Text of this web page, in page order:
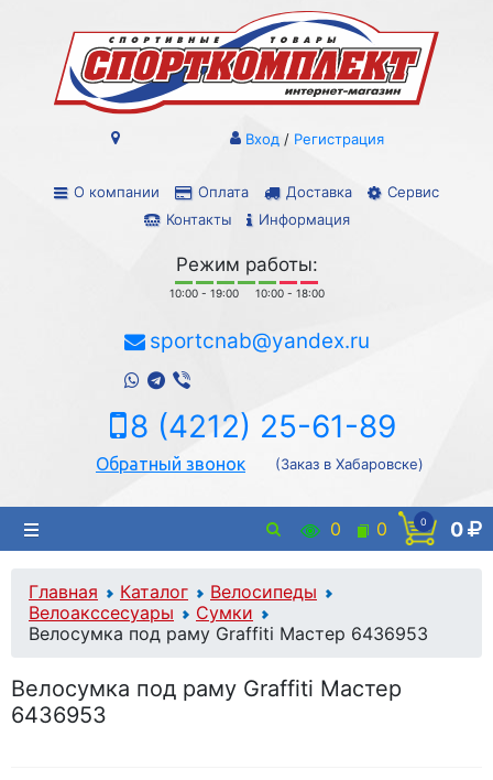
О компании Оплата Доставка
Сервис
Контакты
Информация
Вход / Регистрация
Режим работы:
10:00 - 19:00 10:00 - 18:00
sportcnab@yandex.ru
8 (4212) 25-61-89
Обратный звонок (Заказ в Хабаровске)
0 0 0 0
Главная Каталог
Велосипеды
Велоакссесуары
Сумки
Велосумка под раму Graffiti Мастер 6436953
Велосумка под раму Graffiti Мастер
6436953